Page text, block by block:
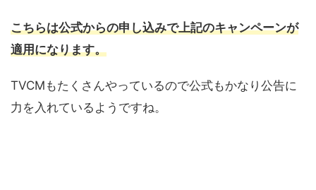
こちらは公式からの申し込みで上記のキャンペーンが
適用になります。
TVCMもたくさんやっているので公式もかなり公告に
力を入れているようですね。